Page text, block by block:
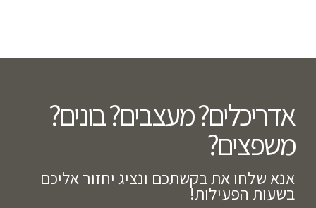
אדריכלים? מעצבים? בונים?
משפצים?​
אנא שלחו את בקשתכם ונציג יחזור אליכם
בשעות הפעילות!